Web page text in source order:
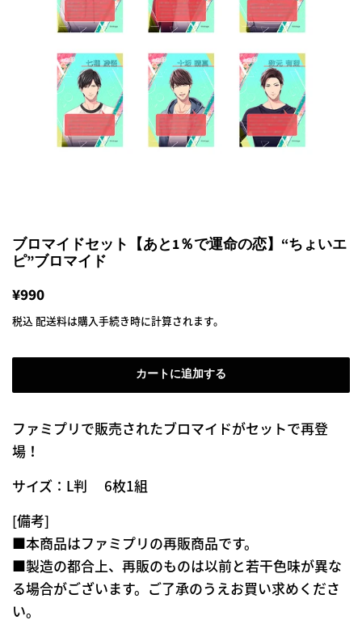
ブロマイドセット【あと1％で運命の恋】“ちょいエ
ピ”ブロマイド
通
常
格
¥990
売
格
税込 配送料は購入手続き時に計算されます。
カートに追加する
ファミプリで販売されたブロマイドがセットで再登
場！
サイズ：L判 6枚1組
[備考]
■本商品はファミプリの再販商品です。
■製造の都合上、再販のものは以前と若干色味が異な
る場合がございます。ご了承のうえお買い求めくださ
い。